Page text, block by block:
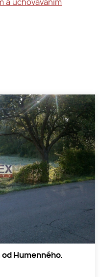
a uchovávaním
Humenného.